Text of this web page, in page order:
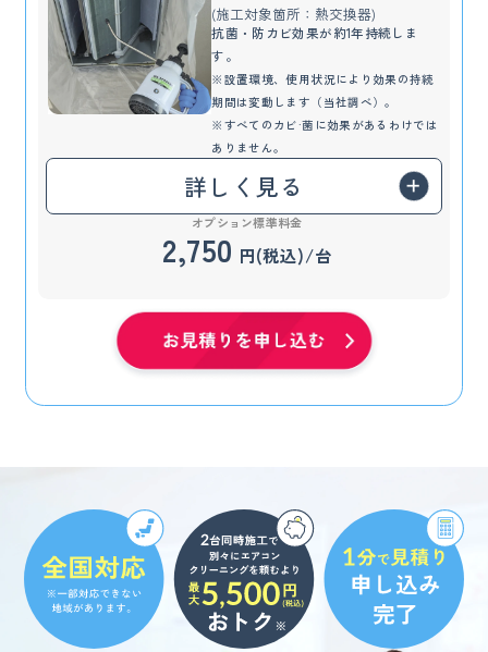
(施工対象箇所：熱交換器)
抗菌・防カビ効果が約1年持続しま
す。
※設置環境、使用状況により効果の持続
期間は変動します（当社調べ）。
※すべてのカビ·菌に効果があるわけでは
ありません。
詳しく見る
オプション標準料金
2,750 円(税込)/台